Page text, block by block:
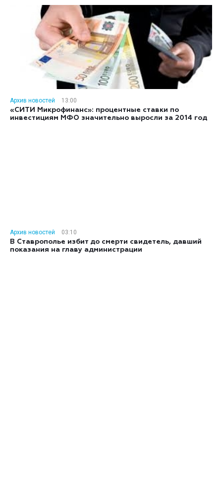
Архив новостей
13:00
«СИТИ Микрофинанс»: процентные ставки по
инвестициям МФО значительно выросли за 2014 год
Архив новостей
03:10
В Ставрополье избит до смерти свидетель, давший
показания на главу администрации